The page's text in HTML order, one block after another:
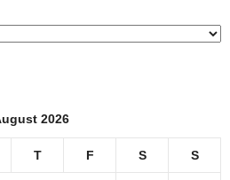
2026
T F S S